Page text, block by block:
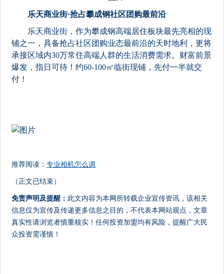
乐天商业街·抢占攀成钢社区团购最前沿
乐天商业街，作为攀成钢高端居住板块最先亮相的现
铺之一，具备抢占社区团购业态最前沿的天时地利，更将
承接区域内30万常住高端人群的生活消费需求。财富前景
爆发，指日可待！约60-100㎡临街现铺，先付一半就交
付！
推荐阅读：专业相机怎么调
（正文已结束）
免责声明及提醒： 此文内容为本网所转载企业宣传资讯，该相关
信息仅为宣传及传递更多信息之目的，不代表本网站观点，文章
真实性请浏览者慎重核实！任何投资加盟均有风险，提醒广大民
众投资需谨慎！